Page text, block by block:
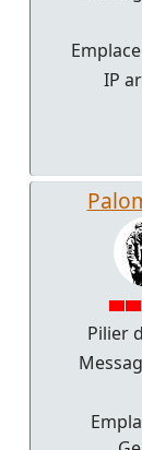
IP
Pilier